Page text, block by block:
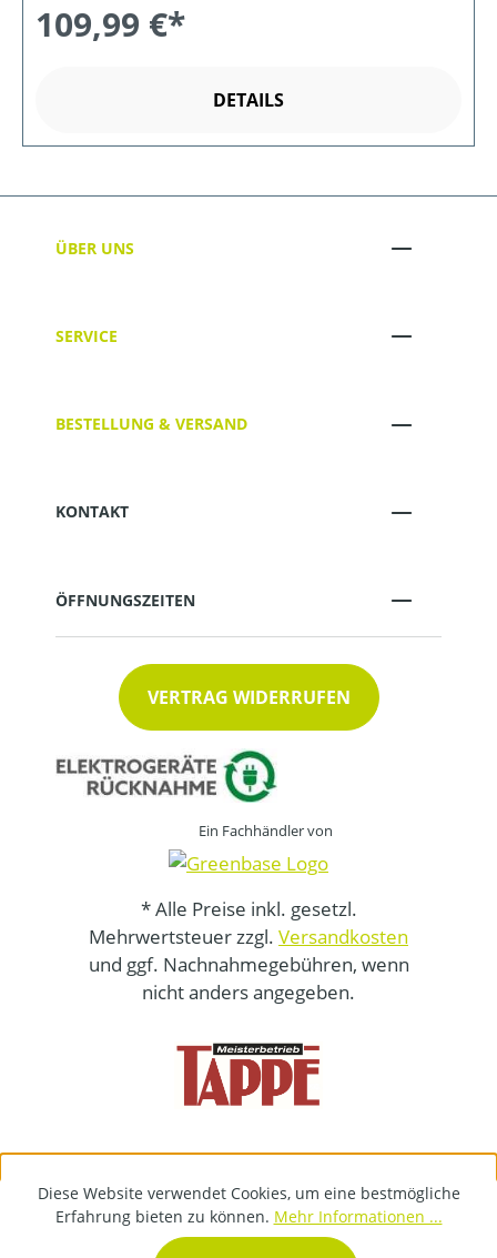
109,99 €*
DETAILS
ÜBER UNS
SERVICE
BESTELLUNG & VERSAND
KONTAKT
ÖFFNUNGSZEITEN
VERTRAG WIDERRUFEN
Ein Fachhändler von
* Alle Preise inkl. gesetzl.
Mehrwertsteuer zzgl. Versandkosten
und ggf. Nachnahmegebühren, wenn
nicht anders angegeben.
Diese Website verwendet Cookies, um eine bestmögliche
Erfahrung bieten zu können. Mehr Informationen ...